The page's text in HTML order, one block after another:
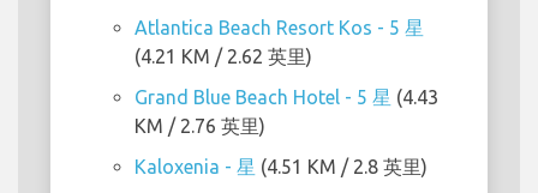
Atlantica Beach Resort Kos - 5 星
(4.21 KM / 2.62 英里)
Grand Blue Beach Hotel - 5 星 (4.43
KM / 2.76 英里)
Kaloxenia - 星 (4.51 KM / 2.8 英里)